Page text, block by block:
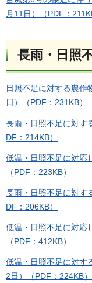
月11日）（PDF：
長雨・日照
日照不足に対する農作
日）（PDF：231KB）
長雨・日照不足に対す
DF：214KB）
低温・日照不足に対応
（PDF：223KB）
長雨・日照不足に対す
DF：206KB）
低温・日照不足に対応
（PDF：412KB）
低温・日照不足に対す
2日）（PDF：224KB）